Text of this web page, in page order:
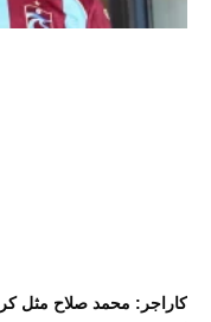
كاراجر: محمد صلاح مثل